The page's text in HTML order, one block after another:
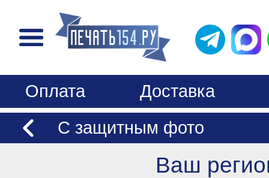
Оплата
Доставка
С защитным фото
Ваш